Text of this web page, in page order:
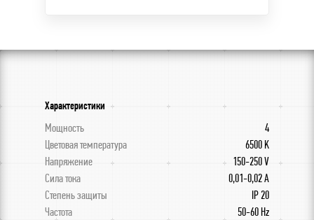
Характеристики
Мощность
4
Цветовая температура
6500 K
Напряжение
150-250 V
Сила тока
0,01-0,02 A
Степень защиты
IP 20
Частота
50-60 Hz